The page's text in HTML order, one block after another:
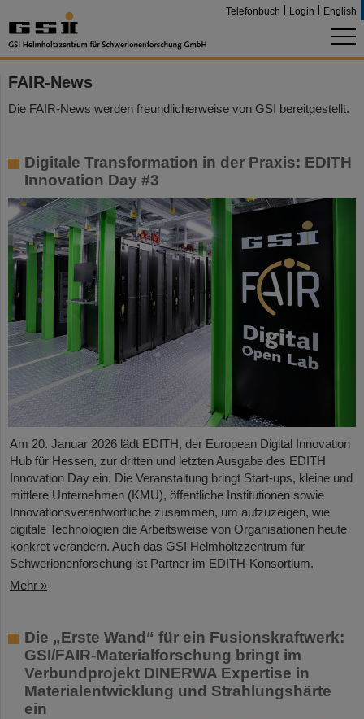
Telefonbuch Login English
FAIR-News
Die FAIR-News werden freundlicherweise von GSI bereitgestellt.
Digitale Transformation in der Praxis: EDITH
Innovation Day #3
Am 20. Januar 2026 lädt EDITH, der European Digital Innovation
Hub für Hessen, zur dritten und letzten Ausgabe des EDITH
Innovation Day ein. Die Veranstaltung bringt Start-ups, kleine und
mittlere Unternehmen (KMU), öffentliche Institutionen sowie
Innovationsverantwortliche zusammen, um aufzuzeigen, wie
digitale Technologien die Arbeitsweise von Organisationen heute
konkret verändern. Auch das GSI Helmholtzzentrum für
Schwerionenforschung ist Partner im EDITH-Konsortium.
Mehr »
Die „Erste Wand“ für ein Fusionskraftwerk:
GSI/FAIR-Materialforschung bringt im
Verbundprojekt DINERWA Expertise in
Materialentwicklung und Strahlungshärte
ein